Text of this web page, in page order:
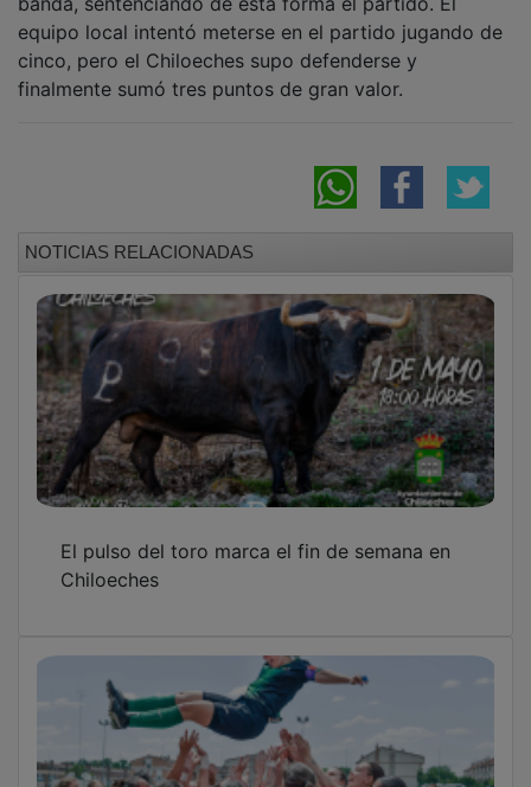
equipo local intentó meterse en el partido jugando de
cinco, pero el Chiloeches supo defenderse y
finalmente sumó tres puntos de gran valor.
Chiloeches